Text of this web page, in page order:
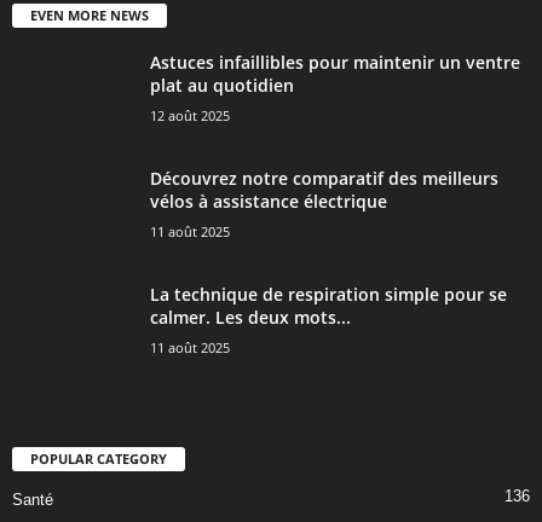
EVEN MORE NEWS
Astuces infaillibles pour maintenir un ventre
plat au quotidien
12 août 2025
Découvrez notre comparatif des meilleurs
vélos à assistance électrique
11 août 2025
La technique de respiration simple pour se
calmer. Les deux mots...
11 août 2025
POPULAR CATEGORY
Santé 136